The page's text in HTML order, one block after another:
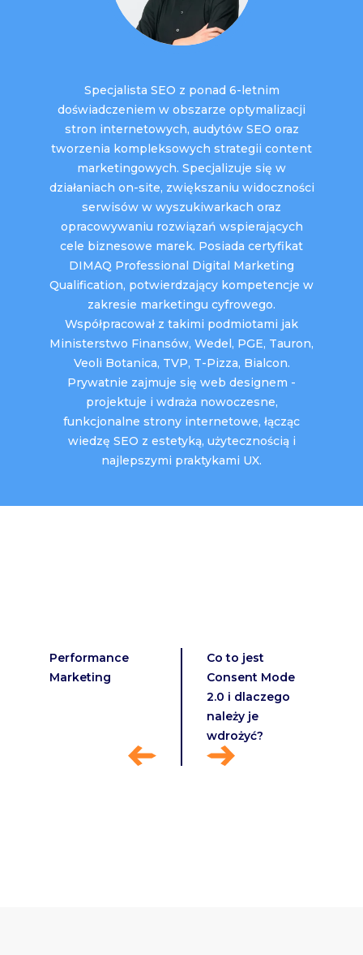
Specjalista SEO z ponad 6-letnim
doświadczeniem w obszarze optymalizacji
stron internetowych, audytów SEO oraz
tworzenia kompleksowych strategii content
marketingowych. Specjalizuje się w
działaniach on-site, zwiększaniu widoczności
serwisów w wyszukiwarkach oraz
opracowywaniu rozwiązań wspierających
cele biznesowe marek. Posiada certyfikat
DIMAQ Professional Digital Marketing
Qualification, potwierdzający kompetencje w
zakresie marketingu cyfrowego.
Współpracował z takimi podmiotami jak
Ministerstwo Finansów, Wedel, PGE, Tauron,
Veoli Botanica, TVP, T-Pizza, Bialcon.
Prywatnie zajmuje się web designem -
projektuje i wdraża nowoczesne,
funkcjonalne strony internetowe, łącząc
wiedzę SEO z estetyką, użytecznością i
najlepszymi praktykami UX.
Performance
Marketing
Co to jest
Consent Mode
2.0 i dlaczego
należy je
wdrożyć?